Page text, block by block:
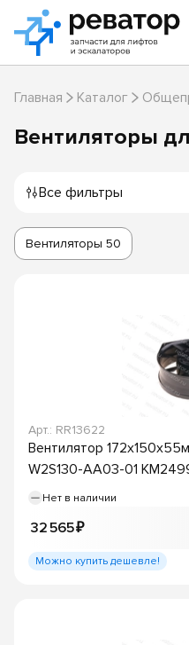
Главная Каталог
Вентиляторы
Все фильтры
Вентиляторы 50
Арт.: RR13622
Вентилятор
W2S130-AA03-01
Нет в наличии
32 565 ₽
Можно купить дешевле!